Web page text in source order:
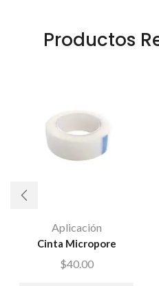
Productos
Aplicación
Cinta Micropore
$40.00